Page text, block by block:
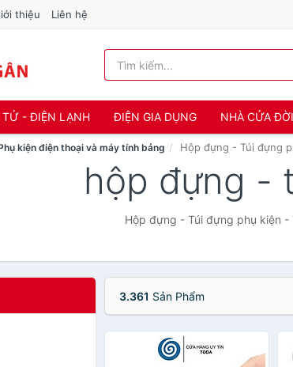
thiệu Liên hệ
TỬ - ĐIỆN LẠNH ĐIỆN GIA DỤNG NHÀ CỬA
kiện điện thoại và máy tính bảng Hộp đựng - Túi đựng
hộp đựng -
Hộp đựng - Túi đựng phụ kiện
3.361 Sản Phẩm